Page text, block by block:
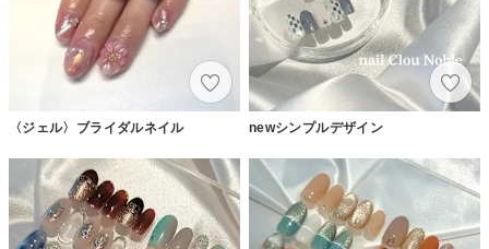
〈ジェル〉ブライダルネイル newシンプルデザイン